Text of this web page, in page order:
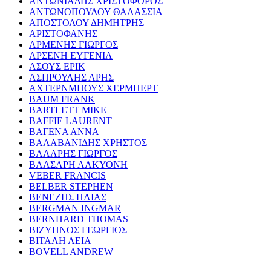
ΑΝΤΩΝΟΠΟΥΛΟΥ ΘΑΛΑΣΣΙΑ
ΑΠΟΣΤΟΛΟΥ ΔΗΜΗΤΡΗΣ
ΑΡΙΣΤΟΦΑΝΗΣ
ΑΡΜΕΝΗΣ ΓΙΩΡΓΟΣ
ΑΡΣΕΝΗ ΕΥΓΕΝΙΑ
ΑΣΟΥΣ ΕΡΙΚ
ΑΣΠΡΟΥΛΗΣ ΑΡΗΣ
ΑΧΤΕΡΝΜΠΟΥΣ ΧΕΡΜΠΕΡΤ
BAUM FRANK
BARTLETT MIKE
BAFFIE LAURENT
ΒΑΓΕΝΑ ΑΝΝΑ
ΒΑΛΑΒΑΝΙΔΗΣ ΧΡΗΣΤΟΣ
ΒΑΛΑΡΗΣ ΓΙΩΡΓΟΣ
ΒΑΛΣΑΡΗ ΑΛΚΥΟΝΗ
VEBER FRANCIS
BELBER STEPHEN
ΒΕΝΕΖΗΣ ΗΛΙΑΣ
BERGMAN INGMAR
BERNHARD THOMAS
ΒΙΖΥΗΝΟΣ ΓΕΩΡΓΙΟΣ
ΒΙΤΑΛΗ ΛΕΙΑ
BOVELL ANDREW